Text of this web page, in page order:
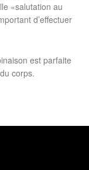
«salutation au
d’effectuer
est parfaite
corps.